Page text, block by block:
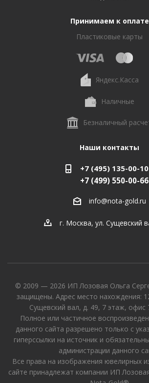
Принимаем к оплате
Пластиковые карты
Яндекс.Касса
Наличные
Безналичный
Наши контакты
+7 (495) 135-00-10
+7 (499) 550-00-66
info@nota-gold.ru
г. Москва, ул. Сущевский
© 2009 — 2026 ИП Лозовая Ольга
защищены. Адрес место нахождения:
Сущевский вал, д. 49, 7 этаж, офис
Полное или частичное
данного сайта разрешено только с
гиперссылки на источник и
администрации данного
Все права на изображения ювелирных
сайте принадлежат компании ИП